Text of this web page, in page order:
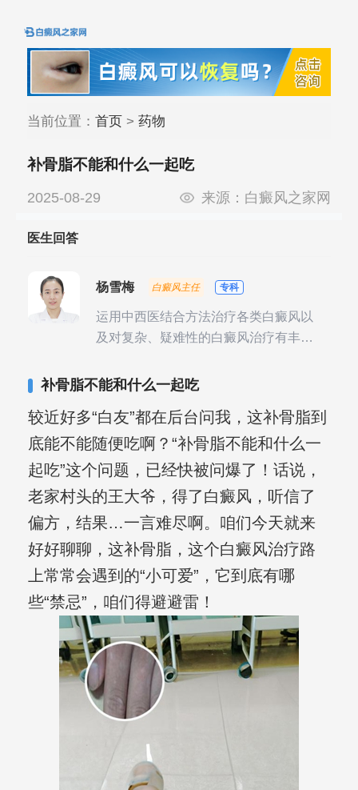
当前位置： 首页> 药物
补骨脂不能和什么一起吃
2025-08-29 来源： 白癜风之家网
医生回答
杨雪梅 白癜风主任 专科
运用中西医结合方法治疗各类白癜风以
及对复杂、疑难性的白癜风治疗有丰富
合巩固用药的调理，并对白癜风患者的
导，全方位帮助患者康复。
补骨脂不能和什么一起吃
较近好多“白友”都在后台问我，这补骨脂到
底能不能随便吃啊？“补骨脂不能和什么一
起吃”这个问题，已经快被问爆了！话说，
老家村头的王大爷，得了白癜风，听信了
偏方，结果…一言难尽啊。咱们今天就来
好好聊聊，这补骨脂，这个白癜风治疗路
上常常会遇到的“小可爱”，它到底有哪
些“禁忌”，咱们得避避雷！